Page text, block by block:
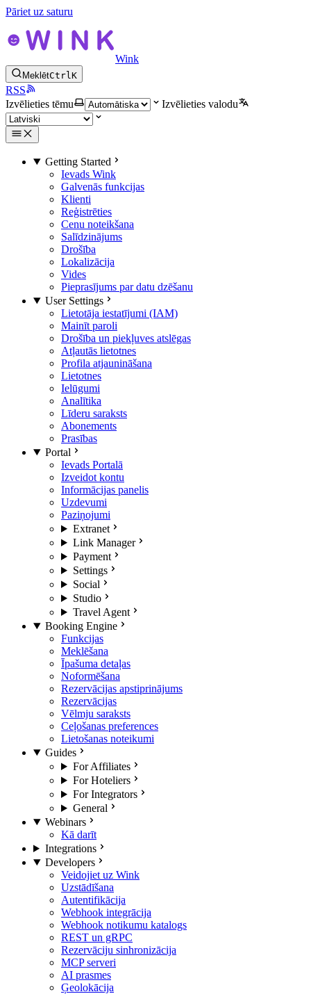
Pāriet uz saturu
Wink
MeklētCtrlK
RSS
Izvēlieties tēmu
Izvēlieties valodu
Getting Started
Ievads Wink
Galvenās funkcijas
Klienti
Reģistrēties
Cenu noteikšana
Salīdzinājums
Drošība
Lokalizācija
Vides
Pieprasījums par datu dzēšanu
User Settings
Lietotāja iestatījumi (IAM)
Mainīt paroli
Drošība un piekļuves atslēgas
Atļautās lietotnes
Profila atjaunināšana
Lietotnes
Ielūgumi
Analītika
Līderu saraksts
Abonements
Prasības
Portal
Ievads Portalā
Izveidot kontu
Informācijas panelis
Uzdevumi
Paziņojumi
Extranet
Link Manager
Payment
Settings
Social
Studio
Travel Agent
Booking Engine
Funkcijas
Meklēšana
Īpašuma detaļas
Noformēšana
Rezervācijas apstiprinājums
Rezervācijas
Vēlmju saraksts
Ceļošanas preferences
Lietošanas noteikumi
Guides
For Affiliates
For Hoteliers
For Integrators
General
Webinars
Kā darīt
Integrations
Developers
Veidojiet uz Wink
Uzstādīšana
Autentifikācija
Webhook integrācija
Webhook notikumu katalogs
REST un gRPC
Rezervāciju sinhronizācija
MCP serveri
AI prasmes
Ģeolokācija